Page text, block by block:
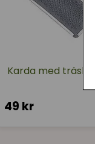
Karda med träskaft
49 kr